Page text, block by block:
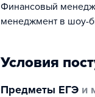
Финансовый
менеджмент в шоу-
Условия
Предметы ЕГЭ и